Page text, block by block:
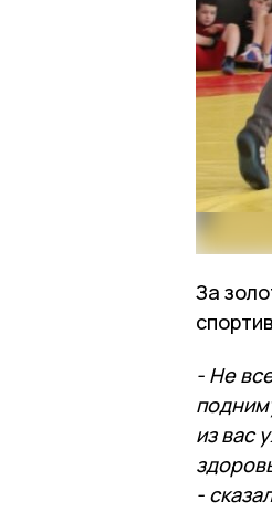
За
- Не
из вас
-